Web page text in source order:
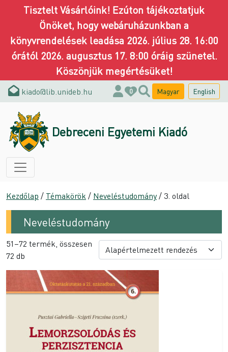
Tisztelt Vásárlóink! Ezúton tájékoztatjuk
Önöket, hogy webáruházunkban a
könyvrendelések leadása 2026. július 28. 16:00
órától 2026. augusztus 17. 8:00 óráig szünetel.
Köszönjük megértésüket!
kiado@lib.unideb.hu 0 Magyar English
Debreceni Egyetemi Kiadó
Kezdőlap / Témakörök / Neveléstudomány/ 3. oldal
Neveléstudomány
51–72 termék, összesen
72 db